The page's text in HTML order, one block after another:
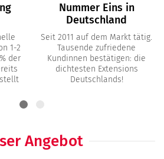
1-2
der
Nummer Eins in
Deutschland
Seit 2011 auf dem Markt tätig.
Tausende zufriedene
Kundinnen bestätigen: die
dichtesten Extensions
Deutschlands!
Angebot